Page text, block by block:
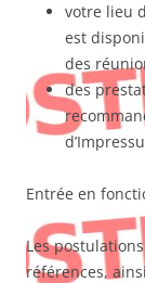
votre lieu
est
des
des
Entrée en
Les
références,